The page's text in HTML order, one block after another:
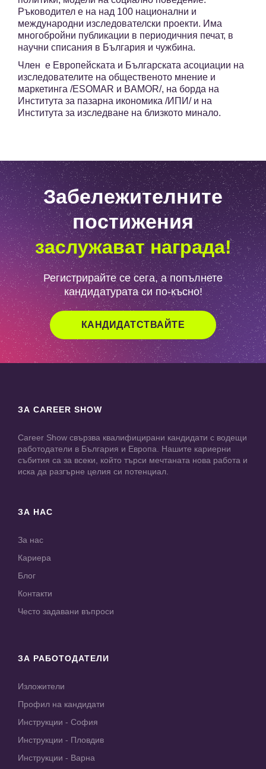
Ръководител е на над 100 национални и
международни изследователски проекти. Има
многобройни публикации в периодичния печат, в
научни списания в България и чужбина.
Член е Европейската и Българската асоциации на
изследователите на общественото мнение и
маркетинга /ESOMAR и BAMOR/, на борда на
Института за пазарна икономика /ИПИ/ и на
Института за изследване на близкото минало.
Забележителните
постижения
заслужават награда!
Регистрирайте се сега, а попълнете
кандидатурата си по-късно!
КАНДИДАТСТВАЙТЕ
ЗА CAREER SHOW
Career Show свързва квалифицирани кандидати с водещи
работодатели в България и Европа. Нашите кариерни
събития са за всеки, който търси мечтаната нова работа и
иска да разгърне целия си потенциал.
ЗА НАС
За нас
Кариера
Блог
Контакти
Често задавани въпроси
ЗА РАБОТОДАТЕЛИ
Изложители
Профил на кандидати
Инструкции - София
Инструкции - Пловдив
Инструкции - Варна